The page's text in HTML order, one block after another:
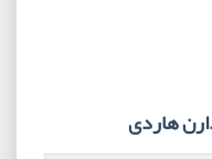
هاردی